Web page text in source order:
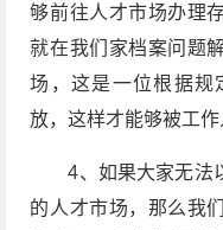
够前往人才市场办理
就在我们家档案问题
场，这是一位根据规
放，这样才能够被工作
4、如果大家无法
的人才市场，那么我